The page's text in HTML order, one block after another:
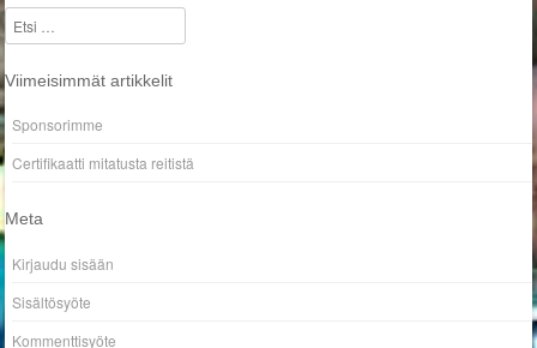
Etsi
Viimeisimmät artikkelit
Sponsorimme
Certifikaatti mitatusta reitistä
Meta
Kirjaudu sisään
Sisältösyöte
Kommenttisyöte